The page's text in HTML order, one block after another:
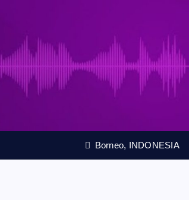
Borneo, INDONESIA